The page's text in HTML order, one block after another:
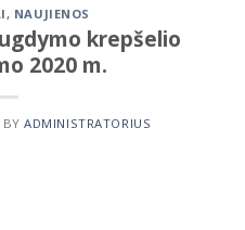
, NAUJIENOS
krepšelio
2020 m.
BYADMINISTRATORIUS